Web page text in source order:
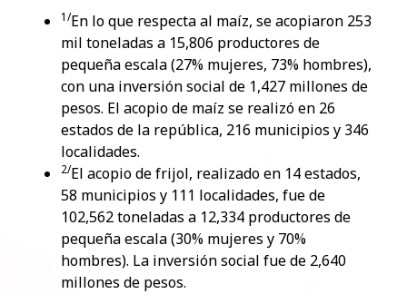
1/​En lo que respecta al maíz, se acopiaron 253
mil toneladas a 15,806 productores de
pequeña escala (27% mujeres, 73% hombres),
con una inversión social de 1,427 millones de
pesos. El acopio de maíz se realizó en 26
estados de la república, 216 municipios y 346
localidades.
2/El acopio de frijol, realizado en 14 estados,
58 municipios y 111 localidades, fue de
102,562 toneladas a 12,334 productores de
pequeña escala (30% mujeres y 70%
hombres). La inversión social fue de 2,640
millones de pesos.